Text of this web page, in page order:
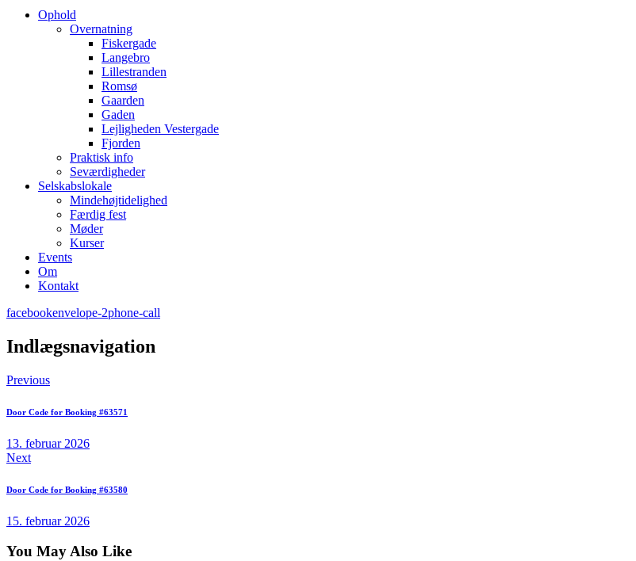
Ophold
Overnatning
Fiskergade
Langebro
Lillestranden
Romsø
Gaarden
Gaden
Lejligheden Vestergade
Fjorden
Praktisk info
Seværdigheder
Selskabslokale
Mindehøjtidelighed
Færdig fest
Møder
Kurser
Events
Om
Kontakt
facebookenvelope-2phone-call
Indlægsnavigation
Previous
Door Code for Booking #63571
13. februar 2026
Next
Door Code for Booking #63580
15. februar 2026
You May Also Like